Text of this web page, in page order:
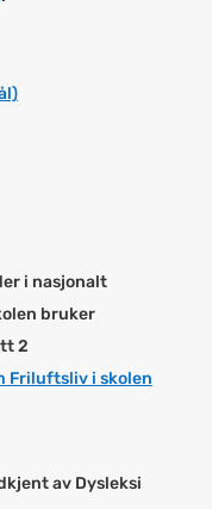
i nasjonalt
bruker
2
Friluftsliv i skolen